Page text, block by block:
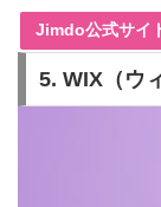
Jimdo公式サイ
5. WIX（ウ